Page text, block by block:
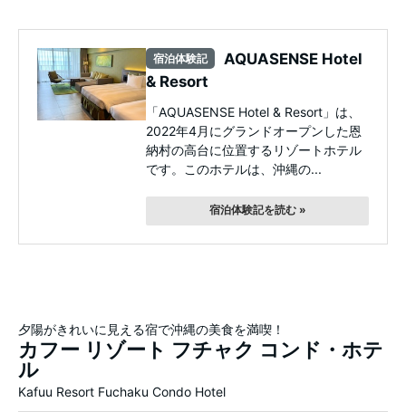
宿泊体験記
AQUASENSE Hotel
& Resort
「AQUASENSE Hotel & Resort」は、
2022年4月にグランドオープンした恩
納村の高台に位置するリゾートホテル
です。このホテルは、沖縄の...
宿泊体験記を読む »
夕陽がきれいに見える宿で沖縄の美食を満喫！
カフー リゾート フチャク コンド・ホテ
ル
Kafuu Resort Fuchaku Condo Hotel